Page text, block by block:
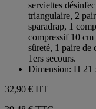
serviettes
triangulaire, 2
sparadrap, 1
compressif 10 cm
sûreté, 1 paire de
1ers secours.
Dimension: H 21
32,90 € HT